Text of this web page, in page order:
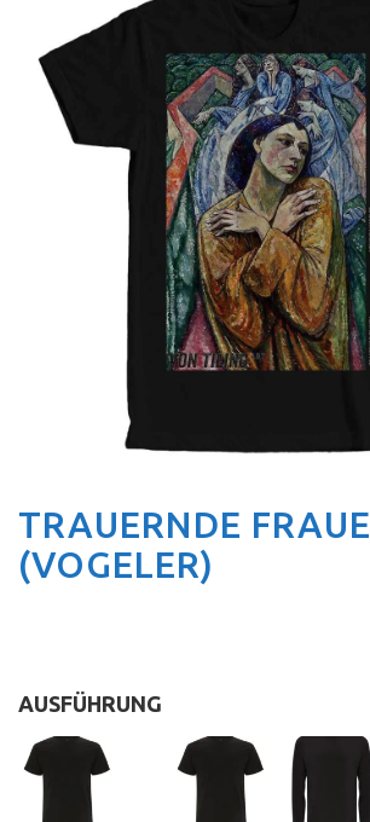
TRAUERNDE
(VOGELER)
AUSFÜHRUNG